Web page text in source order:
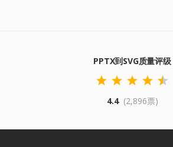
PPTX到SVG质量评级
4.4 (2,896票)